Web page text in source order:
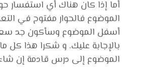
أما إذا كان هناك أي استفسار
الموضوع فالحوار مفتوح في
أسفل الموضوع وسأكون جد
بالإجابة عليك. و شكرا هذا كل
الموضوع إلى درس قادمة إن شاء